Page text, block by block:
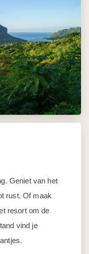
Geniet van het
rust. Of maak
resort om de
vind je